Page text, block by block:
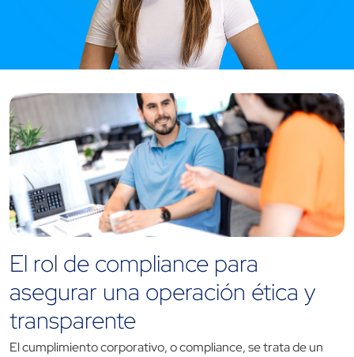
El rol de compliance para
asegurar una operación ética y
transparente
El cumplimiento corporativo, o compliance, se trata de un